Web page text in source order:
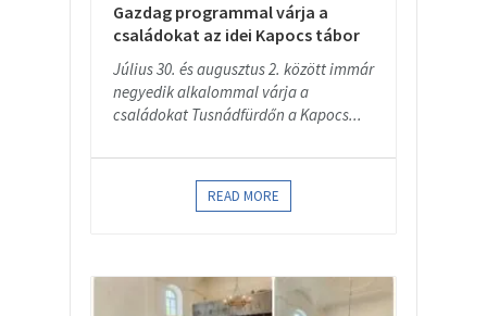
Gazdag programmal várja a
családokat az idei Kapocs tábor
Július 30. és augusztus 2. között immár
negyedik alkalommal várja a
családokat Tusnádfürdőn a Kapocs...
READ MORE